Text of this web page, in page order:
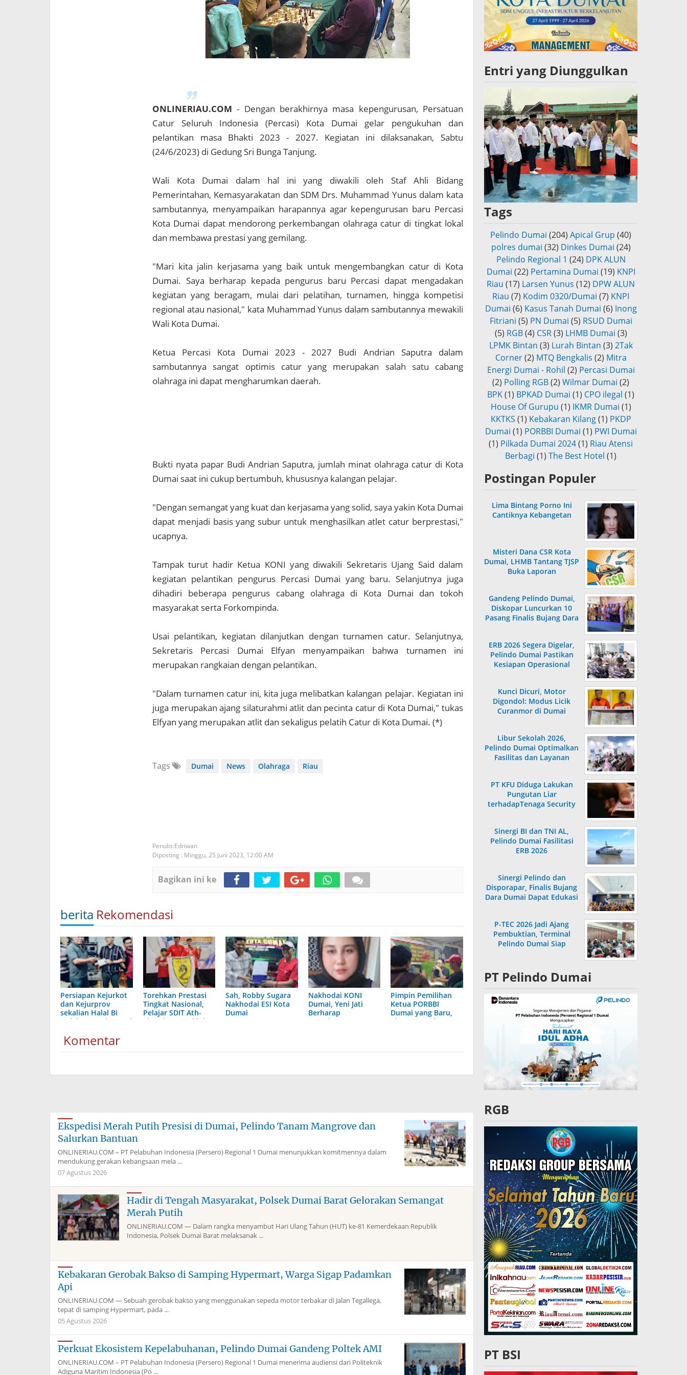
ONLINERIAU.COM - Dengan berakhirnya masa kepengurusan, Persatuan
Catur Seluruh Indonesia (Percasi) Kota Dumai gelar pengukuhan dan
pelantikan masa Bhakti 2023 - 2027. Kegiatan ini dilaksanakan, Sabtu
(24/6/2023) di Gedung Sri Bunga Tanjung.
Wali Kota Dumai dalam hal ini yang diwakili oleh Staf Ahli Bidang
Pemerintahan, Kemasyarakatan dan SDM Drs. Muhammad Yunus dalam kata
sambutannya, menyampaikan harapannya agar kepengurusan baru Percasi
Kota Dumai dapat mendorong perkembangan olahraga catur di tingkat lokal
dan membawa prestasi yang gemilang.
"Mari kita jalin kerjasama yang baik untuk mengembangkan catur di Kota
Dumai. Saya berharap kepada pengurus baru Percasi dapat mengadakan
kegiatan yang beragam, mulai dari pelatihan, turnamen, hingga kompetisi
regional atau nasional," kata Muhammad Yunus dalam sambutannya mewakili
Wali Kota Dumai.
Ketua Percasi Kota Dumai 2023 - 2027 Budi Andrian Saputra dalam
sambutannya sangat optimis catur yang merupakan salah satu cabang
olahraga ini dapat mengharumkan daerah.
Bukti nyata papar Budi Andrian Saputra, jumlah minat olahraga catur di Kota
Dumai saat ini cukup bertumbuh, khususnya kalangan pelajar.
"Dengan semangat yang kuat dan kerjasama yang solid, saya yakin Kota Dumai
dapat menjadi basis yang subur untuk menghasilkan atlet catur berprestasi,"
ucapnya.
Tampak turut hadir Ketua KONI yang diwakili Sekretaris Ujang Said dalam
kegiatan pelantikan pengurus Percasi Dumai yang baru. Selanjutnya juga
dihadiri beberapa pengurus cabang olahraga di Kota Dumai dan tokoh
masyarakat serta Forkompinda.
Usai pelantikan, kegiatan dilanjutkan dengan turnamen catur. Selanjutnya,
Sekretaris Percasi Dumai Elfyan menyampaikan bahwa turnamen ini
merupakan rangkaian dengan pelantikan.
"Dalam turnamen catur ini, kita juga melibatkan kalangan pelajar. Kegiatan ini
juga merupakan ajang silaturahmi atlit dan pecinta catur di Kota Dumai," tukas
Elfyan yang merupakan atlit dan sekaligus pelatih Catur di Kota Dumai. (*)
Tags Dumai News Olahraga Riau
Edriwan
Diposting : Minggu, 25 Juni 2023, 12:00 AM
Bagikan ini ke
berita Rekomendasi
Persiapan Kejurkot
dan Kejurprov
sekalian Halal Bi
Halal, Percasi Dumai
Torehkan Prestasi
Tingkat Nasional,
Pelajar SDIT Ath-
Thaariq Dumai ini
Sah, Robby Sugara
Nakhodai ESI Kota
Dumai
Nakhodai KONI
Dumai, Yeni Jati
Berharap
Agustiawan
Pimpin Pemilihan
Ketua PORBBI
Dumai yang Baru,
Viencent: Selamat
Komentar
Ekspedisi Merah Putih Presisi di Dumai, Pelindo Tanam Mangrove dan
Salurkan Bantuan
ONLINERIAU.COM – PT Pelabuhan Indonesia (Persero) Regional 1 Dumai menunjukkan komitmennya dalam
mendukung gerakan kebangsaan mela ...
07 Agustus 2026
Hadir di Tengah Masyarakat, Polsek Dumai Barat Gelorakan Semangat
Merah Putih
ONLINERIAU.COM — Dalam rangka menyambut Hari Ulang Tahun (HUT) ke-81 Kemerdekaan Republik
Indonesia, Polsek Dumai Barat melaksanak ...
Kebakaran Gerobak Bakso di Samping Hypermart, Warga Sigap Padamkan
Api
ONLINERIAU.COM — Sebuah gerobak bakso yang menggunakan sepeda motor terbakar di Jalan Tegallega,
tepat di samping Hypermart, pada ...
05 Agustus 2026
Perkuat Ekosistem Kepelabuhanan, Pelindo Dumai Gandeng Poltek AMI
ONLINERIAU.COM – PT Pelabuhan Indonesia (Persero) Regional 1 Dumai menerima audiensi dari Politeknik
Adiguna Maritim Indonesia (Po ...
Entri yang Diunggulkan
Tags
Pelindo Dumai (204) Apical Grup (40)
polres dumai (32) Dinkes Dumai (24)
Pelindo Regional 1 (24) DPK ALUN
Dumai (22) Pertamina Dumai (19) KNPI
Riau (17) Larsen Yunus (12) DPW ALUN
Riau (7) Kodim 0320/Dumai (7) KNPI
Dumai (6) Kasus Tanah Dumai (6) Inong
Fitriani (5) PN Dumai (5) RSUD Dumai
(5) RGB (4) CSR (3) LHMB Dumai (3)
LPMK Bintan (3) Lurah Bintan (3) 2Tak
Corner (2) MTQ Bengkalis (2) Mitra
Energi Dumai - Rohil (2) Percasi Dumai
(2) Polling RGB(2) Wilmar Dumai (2)
BPK(1) BPKAD Dumai (1) CPO ilegal (1)
House Of Gurupu (1) IKMR Dumai (1)
KKTKS (1) Kebakaran Kilang (1) PKDP
Dumai (1) PORBBI Dumai (1) PWI Dumai
(1) Pilkada Dumai 2024(1) Riau Atensi
Berbagi (1) The Best Hotel (1)
Postingan Populer
Lima Bintang Porno Ini
Cantiknya Kebangetan
Misteri Dana CSR Kota
Dumai, LHMB Tantang TJSP
Buka Laporan
Gandeng Pelindo Dumai,
Diskopar Luncurkan 10
Pasang Finalis Bujang Dara
ERB 2026 Segera Digelar,
Pelindo Dumai Pastikan
Kesiapan Operasional
Kunci Dicuri, Motor
Digondol: Modus Licik
Curanmor di Dumai
Libur Sekolah 2026,
Pelindo Dumai Optimalkan
Fasilitas dan Layanan
PT KFU Diduga Lakukan
Pungutan Liar
terhadapTenaga Security
Sinergi BI dan TNI AL,
Pelindo Dumai Fasilitasi
ERB 2026
Sinergi Pelindo dan
Disporapar, Finalis Bujang
Dara Dumai Dapat Edukasi
P-TEC 2026 Jadi Ajang
Pembuktian, Terminal
Pelindo Dumai Siap
PT Pelindo Dumai
RGB
PT BSI